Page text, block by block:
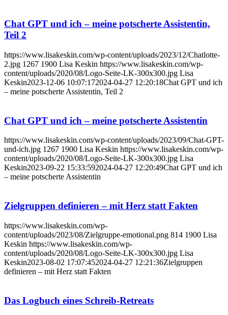
Chat GPT und ich – meine potscherte Assistentin,
Teil 2
https://www.lisakeskin.com/wp-content/uploads/2023/12/Chatlotte-
2.jpg 1267 1900 Lisa Keskin https://www.lisakeskin.com/wp-
content/uploads/2020/08/Logo-Seite-LK-300x300.jpg Lisa
Keskin2023-12-06 10:07:172024-04-27 12:20:18Chat GPT und ich
– meine potscherte Assistentin, Teil 2
Chat GPT und ich – meine potscherte Assistentin
https://www.lisakeskin.com/wp-content/uploads/2023/09/Chat-GPT-
und-ich.jpg 1267 1900 Lisa Keskin https://www.lisakeskin.com/wp-
content/uploads/2020/08/Logo-Seite-LK-300x300.jpg Lisa
Keskin2023-09-22 15:33:592024-04-27 12:20:49Chat GPT und ich
– meine potscherte Assistentin
Zielgruppen definieren – mit Herz statt Fakten
https://www.lisakeskin.com/wp-
content/uploads/2023/08/Zielgruppe-emotional.png 814 1900 Lisa
Keskin https://www.lisakeskin.com/wp-
content/uploads/2020/08/Logo-Seite-LK-300x300.jpg Lisa
Keskin2023-08-02 17:07:452024-04-27 12:21:36Zielgruppen
definieren – mit Herz statt Fakten
Das Logbuch eines Schreib-Retreats